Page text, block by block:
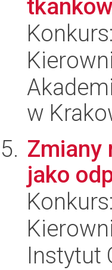
Konkurs:
w
Zmiany
jako
Konkurs:
Instytut